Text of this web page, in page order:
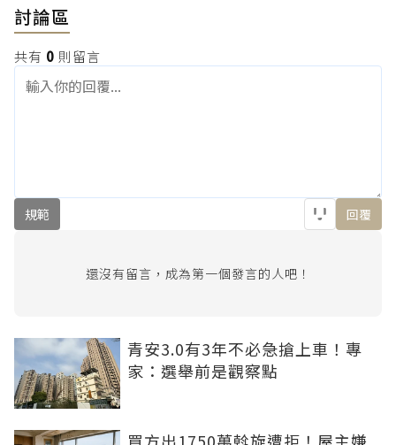
討論區
共有 0 則留言
規範 回覆
還沒有留言，成為第一個發言的人吧！
青安3.0有3年不必急搶上車！專
家：選舉前是觀察點
買方出1750萬斡旋遭拒！屋主嫌